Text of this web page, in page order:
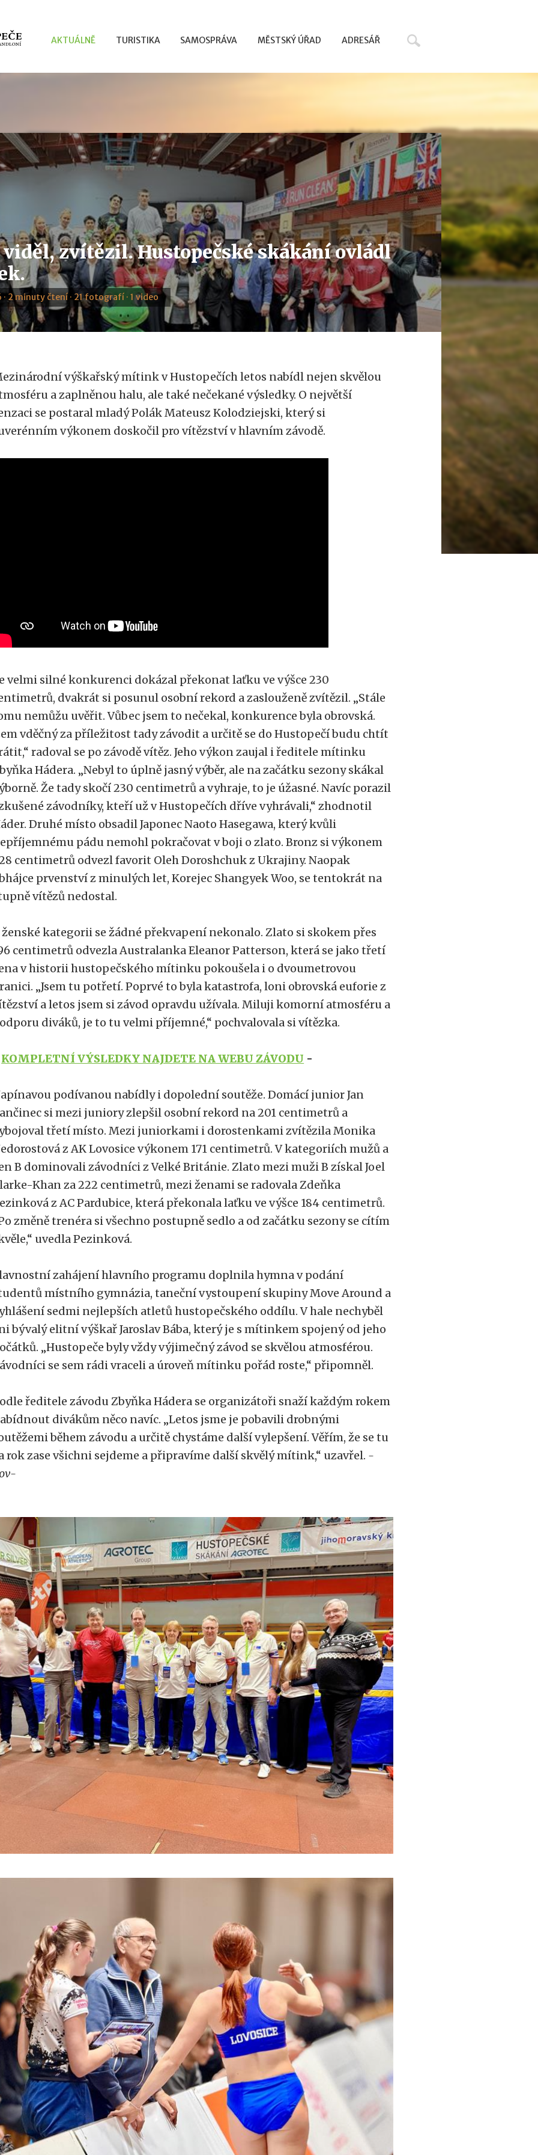
AKTUÁLNĚ TURISTIKA SAMOSPRÁVA MĚSTSKÝ ÚŘAD ADRESÁŘ
zvítězil. Hustopečské skákání ovládl
· 2 minuty čtení · 21 fotografí · 1 video
výškařský mítink v Hustopečích letos nabídl nejen skvělou
a zaplněnou halu, ale také nečekané výsledky. O největší
se postaral mladý Polák Mateusz Kolodziejski, který si
výkonem doskočil pro vítězství v hlavním závodě.
velmi silné konkurenci dokázal překonat laťku ve výšce 230
dvakrát si posunul osobní rekord a zaslouženě zvítězil. „Stále
nemůžu uvěřit. Vůbec jsem to nečekal, konkurence byla obrovská.
vděčný za příležitost tady závodit a určitě se do Hustopečí budu chtít
radoval se po závodě vítěz. Jeho výkon zaujal i ředitele mítinku
Hádera. „Nebyl to úplně jasný výběr, ale na začátku sezony skákal
Že tady skočí 230 centimetrů a vyhraje, to je úžasné. Navíc porazil
závodníky, kteří už v Hustopečích dříve vyhrávali,“ zhodnotil
Druhé místo obsadil Japonec Naoto Hasegawa, který kvůli
pádu nemohl pokračovat v boji o zlato. Bronz si výkonem
centimetrů odvezl favorit Oleh Doroshchuk z Ukrajiny. Naopak
prvenství z minulých let, Korejec Shangyek Woo, se tentokrát na
vítězů nedostal.
ženské kategorii se žádné překvapení nekonalo. Zlato si skokem přes
centimetrů odvezla Australanka Eleanor Patterson, která se jako třetí
v historii hustopečského mítinku pokoušela i o dvoumetrovou
„Jsem tu potřetí. Poprvé to byla katastrofa, loni obrovská euforie z
a letos jsem si závod opravdu užívala. Miluji komorní atmosféru a
diváků, je to tu velmi příjemné,“ pochvalovala si vítězka.
KOMPLETNÍ VÝSLEDKY NAJDETE NA WEBU ZÁVODU -
podívanou nabídly i dopolední soutěže. Domácí junior Jan
si mezi juniory zlepšil osobní rekord na 201 centimetrů a
třetí místo. Mezi juniorkami i dorostenkami zvítězila Monika
z AK Lovosice výkonem 171 centimetrů. V kategoriích mužů a
B dominovali závodníci z Velké Británie. Zlato mezi muži B získal Joel
Khan za 222 centimetrů, mezi ženami se radovala Zdeňka
z AC Pardubice, která překonala laťku ve výšce 184 centimetrů.
změně trenéra si všechno postupně sedlo a od začátku sezony se cítím
uvedla Pezinková.
zahájení hlavního programu doplnila hymna v podání
místního gymnázia, taneční vystoupení skupiny Move Around a
sedmi nejlepších atletů hustopečského oddílu. V hale nechyběl
bývalý elitní výškař Jaroslav Bába, který je s mítinkem spojený od jeho
„Hustopeče byly vždy výjimečný závod se skvělou atmosférou.
se sem rádi vraceli a úroveň mítinku pořád roste,“ připomněl.
ředitele závodu Zbyňka Hádera se organizátoři snaží každým rokem
divákům něco navíc. „Letos jsme je pobavili drobnými
během závodu a určitě chystáme další vylepšení. Věřím, že se tu
rok zase všichni sejdeme a připravíme další skvělý mítink,“ uzavřel. -